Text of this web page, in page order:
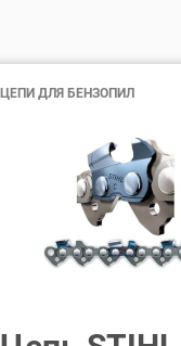
ЦЕПИ ДЛЯ БЕНЗОПИЛ